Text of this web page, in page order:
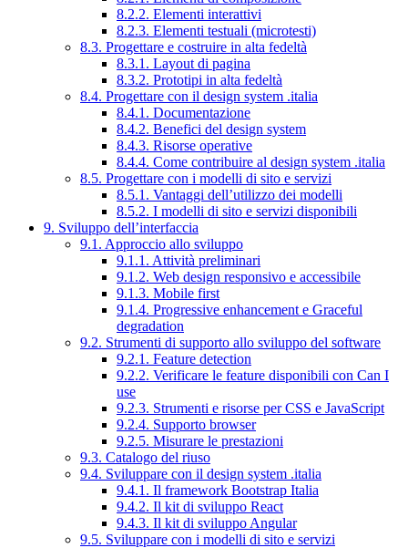
8.2.2. Elementi interattivi
8.2.3. Elementi testuali (microtesti)
8.3. Progettare e costruire in alta fedeltà
8.3.1. Layout di pagina
8.3.2. Prototipi in alta fedeltà
8.4. Progettare con il design system .italia
8.4.1. Documentazione
8.4.2. Benefici del design system
8.4.3. Risorse operative
8.4.4. Come contribuire al design system .italia
8.5. Progettare con i modelli di sito e servizi
8.5.1. Vantaggi dell’utilizzo dei modelli
8.5.2. I modelli di sito e servizi disponibili
9. Sviluppo dell’interfaccia
9.1. Approccio allo sviluppo
9.1.1. Attività preliminari
9.1.2. Web design responsivo e accessibile
9.1.3. Mobile first
9.1.4. Progressive enhancement e Graceful
degradation
9.2. Strumenti di supporto allo sviluppo del software
9.2.1. Feature detection
9.2.2. Verificare le feature disponibili con Can I
use
9.2.3. Strumenti e risorse per CSS e JavaScript
9.2.4. Supporto browser
9.2.5. Misurare le prestazioni
9.3. Catalogo del riuso
9.4. Sviluppare con il design system .italia
9.4.1. Il framework Bootstrap Italia
9.4.2. Il kit di sviluppo React
9.4.3. Il kit di sviluppo Angular
9.5. Sviluppare con i modelli di sito e servizi